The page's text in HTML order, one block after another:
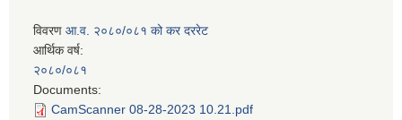
विवरण आ.व. २०८०/०८१ को कर दररेट
आर्थिक वर्ष:
२०८०/०८१
Documents:
CamScanner 08-28-2023 10.21.pdf